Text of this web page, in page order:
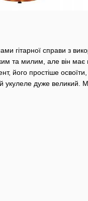
гітарної справи з
та милим, але він
його простіше
укулеле дуже великий.